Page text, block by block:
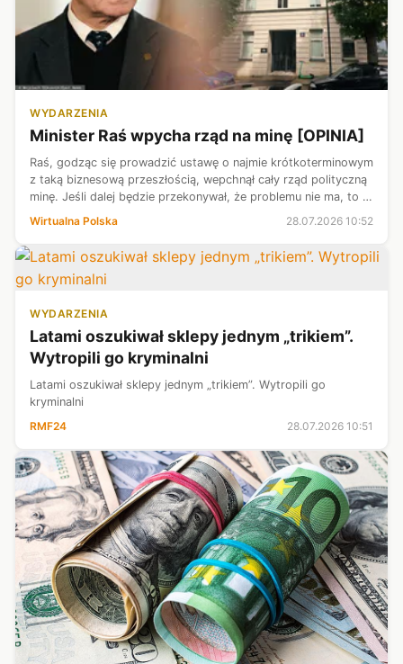
WYDARZENIA
Minister Raś wpycha rząd na minę [OPINIA]
Raś, godząc się prowadzić ustawę o najmie krótkoterminowym
z taką biznesową przeszłością, wepchnął cały rząd polityczną
minę. Jeśli dalej będzie przekonywał, że problemu nie ma, to ta
mina w końcu wybuchnie - pisze dla Wirtualnej Polski Jakub
Wirtualna Polska 28.07.2026 10:52
WYDARZENIA
Latami oszukiwał sklepy jednym „trikiem”.
Wytropili go kryminalni
Latami oszukiwał sklepy jednym „trikiem”. Wytropili go
kryminalni
RMF24
28.07.2026 10:51